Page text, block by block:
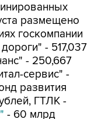
размещено
госкомпании
- 517,037
- 250,667
сервис" -
развития
ГТЛК -
- 60 млрд